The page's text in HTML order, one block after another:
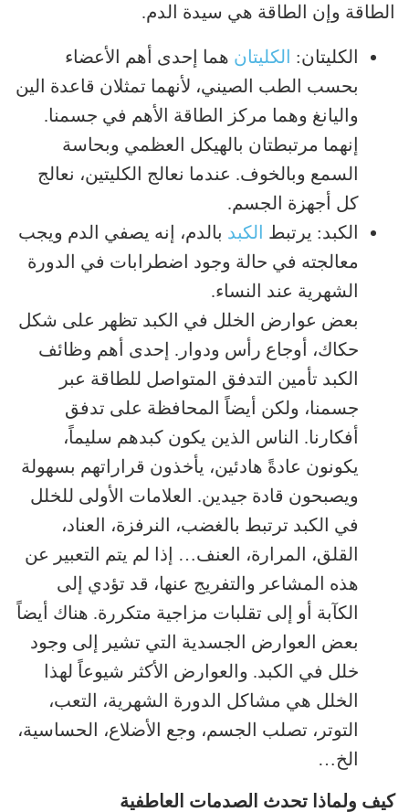
الطاقة وإن الطاقة هي سيدة الدم.
الكليتان: الكليتان هما إحدى أهم الأعضاء
بحسب الطب الصيني، لأنهما تمثلان قاعدة الين
واليانغ وهما مركز الطاقة الأهم في جسمنا.
إنهما مرتبطتان بالهيكل العظمي وبحاسة
السمع وبالخوف. عندما نعالج الكليتين، نعالج
كل أجهزة الجسم.
الكبد: يرتبط الكبد بالدم، إنه يصفي الدم ويجب
معالجته في حالة وجود اضطرابات في الدورة
الشهرية عند النساء.
بعض عوارض الخلل في الكبد تظهر على شكل
حكاك، أوجاع رأس ودوار. إحدى أهم وظائف
الكبد تأمين التدفق المتواصل للطاقة عبر
جسمنا، ولكن أيضاً المحافظة على تدفق
أفكارنا. الناس الذين يكون كبدهم سليماً،
يكونون عادةً هادئين، يأخذون قراراتهم بسهولة
ويصبحون قادة جيدين. العلامات الأولى للخلل
في الكبد ترتبط بالغضب، النرفزة، العناد،
القلق، المرارة، العنف… إذا لم يتم التعبير عن
هذه المشاعر والتفريج عنها، قد تؤدي إلى
الكآبة أو إلى تقلبات مزاجية متكررة. هناك أيضاً
بعض العوارض الجسدية التي تشير إلى وجود
خلل في الكبد. والعوارض الأكثر شيوعاً لهذا
الخلل هي مشاكل الدورة الشهرية، التعب،
التوتر، تصلب الجسم، وجع الأضلاع، الحساسية،
الخ…
كيف ولماذا تحدث الصدمات العاطفية